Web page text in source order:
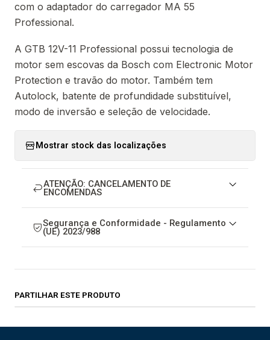
com o adaptador do carregador MA 55
Professional.
A GTB 12V-11 Professional possui tecnologia de
motor sem escovas da Bosch com Electronic Motor
Protection e travão do motor. Também tem
Autolock, batente de profundidade substituível,
modo de inversão e seleção de velocidade.
Mostrar stock das localizações
ATENÇÃO: CANCELAMENTO DE
ENCOMENDAS
Segurança e Conformidade - Regulamento
(UE) 2023/988
PARTILHAR ESTE PRODUTO